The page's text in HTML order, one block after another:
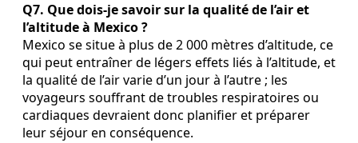
Q7. Que dois-je savoir sur la qualité de l’air et
l’altitude à Mexico ?
Mexico se situe à plus de 2 000 mètres d’altitude, ce
qui peut entraîner de légers effets liés à l’altitude, et
la qualité de l’air varie d’un jour à l’autre ; les
voyageurs souffrant de troubles respiratoires ou
cardiaques devraient donc planifier et préparer
leur séjour en conséquence.